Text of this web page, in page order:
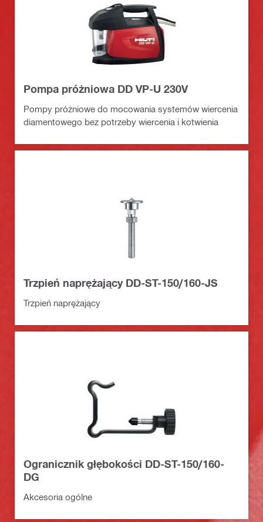
Pompa próżniowa DD VP-U 230V
Pompy próżniowe do mocowania systemów wiercenia
diamentowego bez potrzeby wiercenia i kotwienia
Trzpień naprężający DD-ST-150/160-JS
Trzpień naprężający
Ogranicznik głębokości DD-ST-150/160-
DG
Akcesoria ogólne